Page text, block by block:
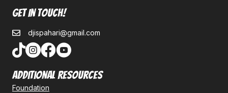
Get In Touch!
djispahari@gmail.com
Additional Resources
Foundation